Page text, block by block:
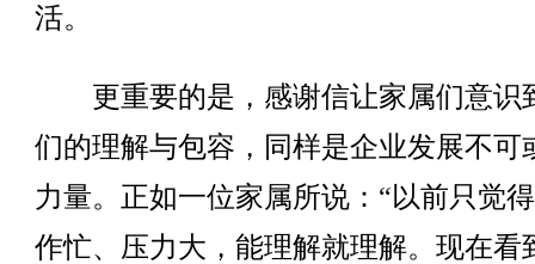
活。
更重要的是，感谢信让家属们意识
们的理解与包容，同样是企业发展不可
力量。正如一位家属所说：“以前只觉
作忙、压力大，能理解就理解。现在看